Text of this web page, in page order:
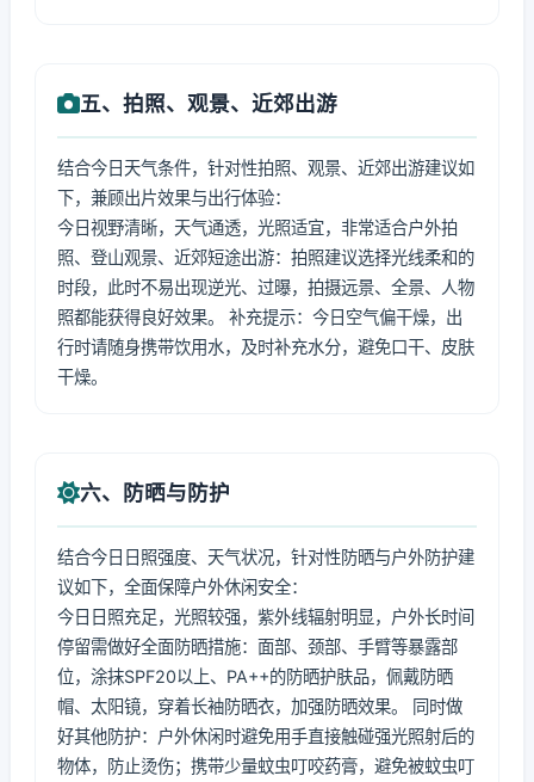
五、拍照、观景、近郊出游
结合今日天气条件，针对性拍照、观景、近郊出游建议如
下，兼顾出片效果与出行体验：
今日视野清晰，天气通透，光照适宜，非常适合户外拍
照、登山观景、近郊短途出游：拍照建议选择光线柔和的
时段，此时不易出现逆光、过曝，拍摄远景、全景、人物
照都能获得良好效果。 补充提示：今日空气偏干燥，出
行时请随身携带饮用水，及时补充水分，避免口干、皮肤
干燥。
六、防晒与防护
结合今日日照强度、天气状况，针对性防晒与户外防护建
议如下，全面保障户外休闲安全：
今日日照充足，光照较强，紫外线辐射明显，户外长时间
停留需做好全面防晒措施：面部、颈部、手臂等暴露部
位，涂抹SPF20以上、PA++的防晒护肤品，佩戴防晒
帽、太阳镜，穿着长袖防晒衣，加强防晒效果。 同时做
好其他防护：户外休闲时避免用手直接触碰强光照射后的
物体，防止烫伤；携带少量蚊虫叮咬药膏，避免被蚊虫叮